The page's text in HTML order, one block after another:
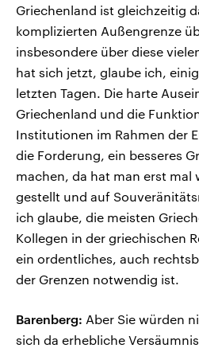
Griechenland ist gleichzeitig
komplizierten Außengrenze
insbesondere über diese
hat sich jetzt, glaube ich,
letzten Tagen. Die harte
Griechenland und die
Institutionen im Rahmen der
die Forderung, ein besseres
machen, da hat man erst mal
gestellt und auf
ich glaube, die meisten
Kollegen in der griechischen
ein ordentliches, auch
der Grenzen notwendig ist.
Barenberg: Aber Sie würden
sich da erhebliche